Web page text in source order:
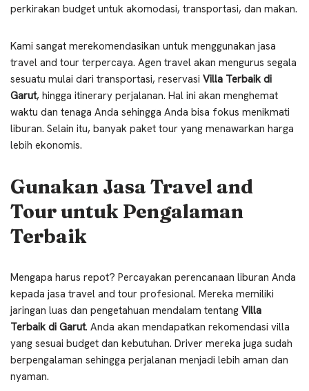
perkirakan budget untuk akomodasi, transportasi, dan makan.
Kami sangat merekomendasikan untuk menggunakan jasa
travel and tour terpercaya. Agen travel akan mengurus segala
sesuatu mulai dari transportasi, reservasi Villa Terbaik di
Garut, hingga itinerary perjalanan. Hal ini akan menghemat
waktu dan tenaga Anda sehingga Anda bisa fokus menikmati
liburan. Selain itu, banyak paket tour yang menawarkan harga
lebih ekonomis.
Gunakan Jasa Travel and
Tour untuk Pengalaman
Terbaik
Mengapa harus repot? Percayakan perencanaan liburan Anda
kepada jasa travel and tour profesional. Mereka memiliki
jaringan luas dan pengetahuan mendalam tentang Villa
Terbaik di Garut. Anda akan mendapatkan rekomendasi villa
yang sesuai budget dan kebutuhan. Driver mereka juga sudah
berpengalaman sehingga perjalanan menjadi lebih aman dan
nyaman.